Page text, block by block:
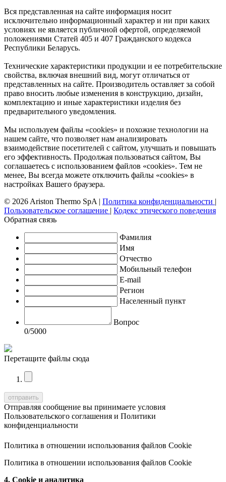
Вся представленная на сайте информация носит
исключительно информационный характер и ни при каких
условиях не является публичной офертой, определяемой
положениями Статей 405 и 407 Гражданского кодекса
Республики Беларусь.
Технические характеристики продукции и ее потребительские
свойства, включая внешний вид, могут отличаться от
представленных на сайте. Производитель оставляет за собой
право вносить любые изменения в конструкцию, дизайн,
комплектацию и иные характеристики изделия без
предварительного уведомления.
Мы используем файлы «cookies» и похожие технологии на
нашем сайте, что позволяет нам анализировать
взаимодействие посетителей с сайтом, улучшать и повышать
его эффективность. Продолжая пользоваться сайтом, Вы
соглашаетесь с использованием файлов «cookies». Тем не
менее, Вы всегда можете отключить файлы «cookies» в
настройках Вашего браузера.
© 2026 Ariston Thermo SpA | Политика конфиденциальности |
Пользовательское соглашение | Кодекс этического поведения
Обратная связь
Фамилия
Имя
Отчество
Мобильный телефон
E-mail
Регион
Населенный пункт
Вопрос
0/5000
Перетащите файлы сюда
Отправляя сообщение вы принимаете условия
Пользовательского соглашения и Политики
конфиденциальности
Политика в отношении использования файлов Cookie
Политика в отношении использования файлов Cookie
4. Cookie и аналитика